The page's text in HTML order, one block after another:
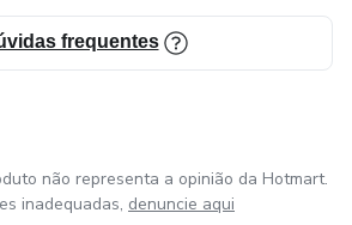
e materiais do mercado para
e durabilidade dos sistemas
frequentes
não representa a opinião da Hotmart.
inadequadas, denuncie aqui